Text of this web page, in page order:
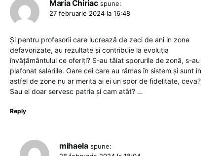
Maria Chiriac spune:
27 februarie 2024 la 16:48
Și pentru profesorii care lucrează de zeci de ani in zone
defavorizate, au rezultate și contribuie la evoluția
învățământului ce oferiți? S-au tăiat sporurile de zonă, s-au
plafonat salariile. Oare cei care au rămas în sistem și sunt în
astfel de zone nu ar merita ai ei un spor de fidelitate, ceva?
Sau ei doar servesc patria și cam atât? …
Reply
mihaela spune: